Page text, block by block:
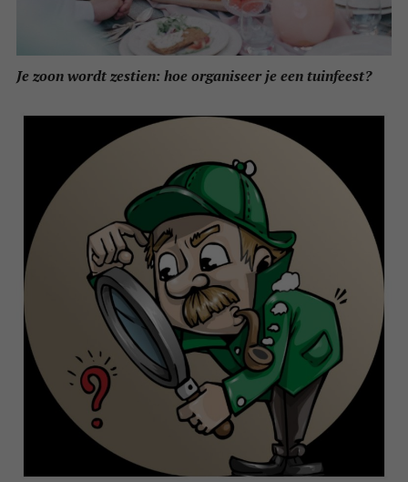
Je zoon wordt zestien: hoe organiseer je een tuinfeest?